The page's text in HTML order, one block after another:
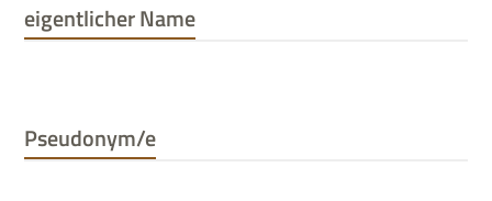
eigentlicher Name
Pseudonym/e